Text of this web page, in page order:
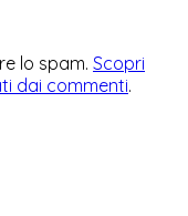
lo spam. Scopri
dai commenti.